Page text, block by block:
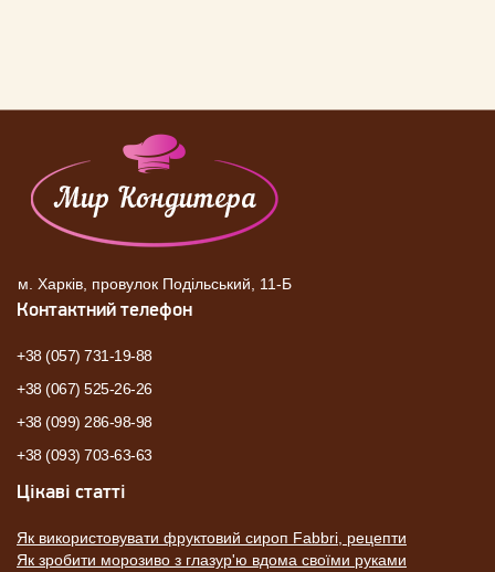
м. Харків, провулок Подільський, 11-Б
Контактний телефон
+38 (057) 731-19-88
+38 (067) 525-26-26
+38 (099) 286-98-98
+38 (093) 703-63-63
Цікаві статті
Як використовувати фруктовий сироп Fabbri, рецепти
Як зробити морозиво з глазур'ю вдома своїми руками